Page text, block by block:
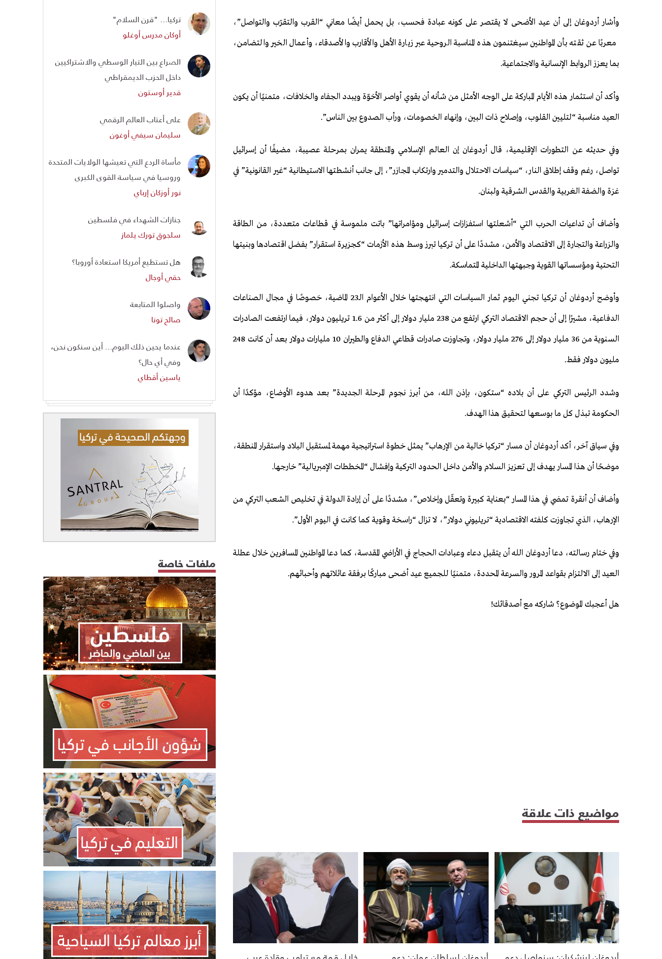
وأشار أردوغان إلى أن عيد الأضحى لا يقتصر على كونه عبادة فحسب، بل يحمل أيضًا معاني “القرب والتقرّب والتواصل”،
معربًا عن ثقته بأن المواطنين سيغتنمون هذه المناسبة الروحية عبر زيارة الأهل والأقارب والأصدقاء، وأعمال الخير والتضامن،
بما يعزز الروابط الإنسانية والاجتماعية.
وأكد أن استثمار هذه الأيام المباركة على الوجه الأمثل من شأنه أن يقوي أواصر الأخوّة ويبدد الجفاء والخلافات، متمنيًا أن يكون
العيد مناسبة “لتليين القلوب، وإصلاح ذات البين، وإنهاء الخصومات، ورأب الصدوع بين الناس”.
وفي حديثه عن التطورات الإقليمية، قال أردوغان إن العالم الإسلامي والمنطقة يمران بمرحلة عصيبة، مضيفًا أن إسرائيل
تواصل، رغم وقف إطلاق النار، “سياسات الاحتلال والتدمير وارتكاب المجازر”، إلى جانب أنشطتها الاستيطانية “غير القانونية” في
غزة والضفة الغربية والقدس الشرقية ولبنان.
وأضاف أن تداعيات الحرب التي “أشعلتها استفزازات إسرائيل ومؤامراتها” باتت ملموسة في قطاعات متعددة، من الطاقة
والزراعة والتجارة إلى الاقتصاد والأمن، مشددًا على أن تركيا تبرز وسط هذه الأزمات “كجزيرة استقرار” بفضل اقتصادها وبنيتها
التحتية ومؤسساتها القوية وجبهتها الداخلية المتماسكة.
وأوضح أردوغان أن تركيا تجني اليوم ثمار السياسات التي انتهجتها خلال الأعوام الـ23 الماضية، خصوصًا في مجال الصناعات
الدفاعية، مشيرًا إلى أن حجم الاقتصاد التركي ارتفع من 238 مليار دولار إلى أكثر من 1.6 تريليون دولار، فيما ارتفعت الصادرات
السنوية من 36 مليار دولار إلى 276 مليار دولار، وتجاوزت صادرات قطاعي الدفاع والطيران 10 مليارات دولار بعد أن كانت 248
مليون دولار فقط.
وشدد الرئيس التركي على أن بلاده “ستكون، بإذن الله، من أبرز نجوم المرحلة الجديدة” بعد هدوء الأوضاع، مؤكدًا أن
الحكومة تبذل كل ما بوسعها لتحقيق هذا الهدف.
وفي سياق آخر، أكد أردوغان أن مسار “تركيا خالية من الإرهاب” يمثل خطوة استراتيجية مهمة لمستقبل البلاد واستقرار المنطقة،
موضحًا أن هذا المسار يهدف إلى تعزيز السلام والأمن داخل الحدود التركية وإفشال “المخططات الإمبريالية” خارجها.
وأضاف أن أنقرة تمضي في هذا المسار “بعناية كبيرة وتعقّل وإخلاص”، مشددًا على أن إرادة الدولة في تخليص الشعب التركي من
الإرهاب، الذي تجاوزت كلفته الاقتصادية “تريليوني دولار”، لا تزال “راسخة وقوية كما كانت في اليوم الأول”.
وفي ختام رسالته، دعا أردوغان الله أن يتقبل دعاء وعبادات الحجاج في الأراضي المقدسة، كما دعا المواطنين المسافرين خلال عطلة
العيد إلى الالتزام بقواعد المرور والسرعة المحددة، متمنيًا للجميع عيد أضحى مباركًا برفقة عائلاتهم وأحبائهم.
هل أعجبك الموضوع؟ شاركه مع أصدقائك!
مواضيع ذات علاقة
تركيا... "قرن السلام"
أوكان مدرس أوغلو
الصراع بين التيار الوسطي والاشتراكيين
داخل الحزب الديمقراطي
قدير أوستون
على أعتاب العالم الرقمي
سليمان سيفي أوغون
مأساة الردع التي تعيشها الولايات المتحدة
وروسيا في سياسة القوى الكبرى
نور أوزكان إرباي
جنازات الشهداء في فلسطين
سلجوق تورك يلماز
هل تستطيع أمريكا استعادة أوروبا؟
حقي أوجال
واصلوا المتابعة
صالح تونا
عندما يحين ذلك اليوم... أين سنكون نحن،
وفي أي حال؟
ياسين أقطاي
ملفات خاصة